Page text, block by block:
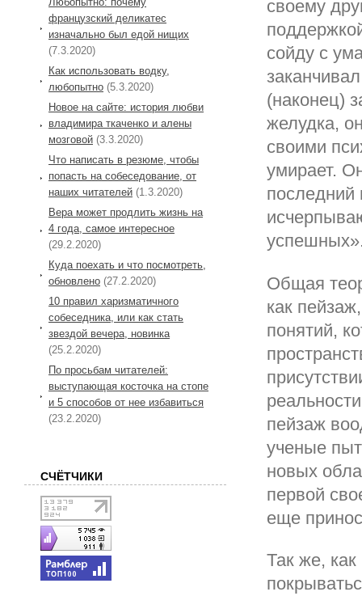
своему
сойду с
(наконец)
желудка,
своими
умирает.
Общая
как
понятий,
пейзаж
ученые
новых
первой
еще
Так же,
французский деликатес
изначально был едой нищих
(7.3.2020)
Как использовать водку,
любопытно (5.3.2020)
Новое на сайте: история любви
владимира ткаченко и алены
мозговой (3.3.2020)
Что написать в резюме, чтобы
попасть на собеседование, от
наших читателей (1.3.2020)
Вера может продлить жизнь на
4 года, самое интересное
(29.2.2020)
Куда поехать и что посмотреть,
обновлено (27.2.2020)
10 правил харизматичного
собеседника, или как стать
звездой вечера, новинка
(25.2.2020)
По просьбам читателей:
выступающая косточка на стопе
и 5 способов от нее избавиться
(23.2.2020)
СЧЁТЧИКИ